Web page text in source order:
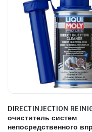
DIRECTINJECTION
очиститель систем
непосредственного